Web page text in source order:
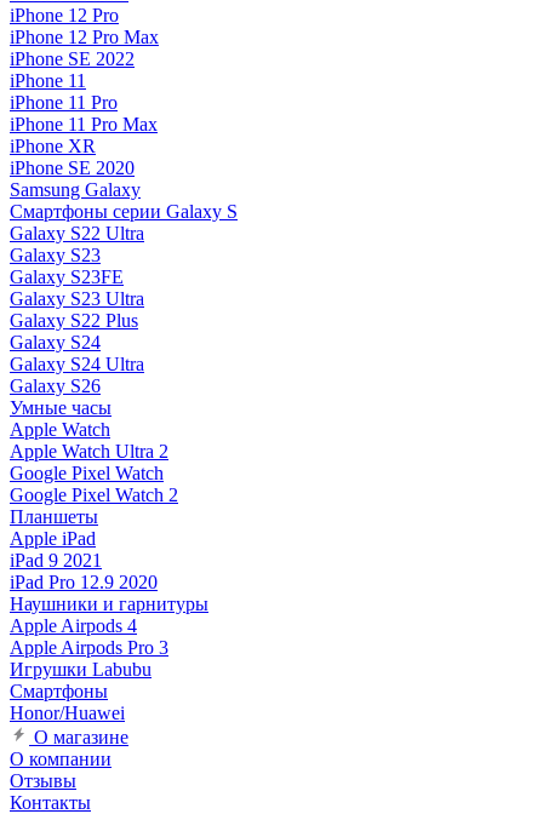
iPhone 12 Pro
iPhone 12 Pro Max
iPhone SE 2022
iPhone 11
iPhone 11 Pro
iPhone 11 Pro Max
iPhone XR
iPhone SE 2020
Samsung Galaxy
Смартфоны серии Galaxy S
Galaxy S22 Ultra
Galaxy S23
Galaxy S23FE
Galaxy S23 Ultra
Galaxy S22 Plus
Galaxy S24
Galaxy S24 Ultra
Galaxy S26
Умные часы
Apple Watch
Apple Watch Ultra 2
Google Pixel Watch
Google Pixel Watch 2
Планшеты
Apple iPad
iPad 9 2021
iPad Pro 12.9 2020
Наушники и гарнитуры
Apple Airpods 4
Apple Airpods Pro 3
Игрушки Labubu
Смартфоны
Honor/Huawei
О магазине
О компании
Отзывы
Контакты